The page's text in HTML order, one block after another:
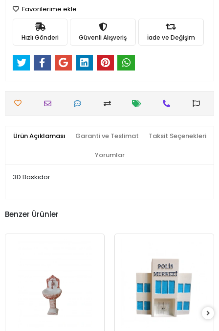
Favorilerime ekle
Hızlı Gönderi Güvenli Alışveriş İade ve Değişim
Ürün Açıklaması Garanti ve Teslimat Taksit Seçenekleri
Yorumlar
3D Baskıdor
Benzer Ürünler